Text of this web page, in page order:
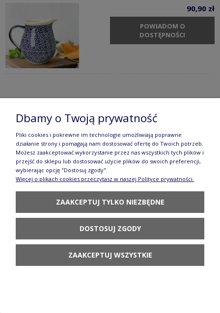
90,90 zł
POWIADOM O
DOSTĘPNOŚCI
POWIADOM O
DOSTĘPNOŚCI
Figurka kot szyja wys. 19 cm Nasturcja Galia
POWIADOM O
DOSTĘPNOŚCI
Dbamy o Twoją prywatność
Pliki cookies i pokrewne im technologie umożliwiają poprawne
działanie strony i pomagają nam dostosować ofertę do Twoich potrzeb.
Możesz zaakceptować wykorzystanie przez nas wszystkich tych plików i
przejść do sklepu lub dostosować użycie plików do swoich preferencji,
wybierając opcję "Dostosuj zgody".
Więcej o plikach cookies przeczytasz w naszej Polityce prywatności.
ZAAKCEPTUJ TYLKO NIEZBĘDNE
DOSTOSUJ ZGODY
ZAAKCEPTUJ WSZYSTKIE